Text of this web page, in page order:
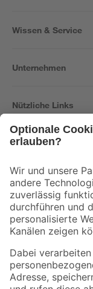
Wissen & Service
Unternehmen
Nützliche Links
Der toom Newsletter:
Zur Newsletter
Folge uns
Zahlungsarten